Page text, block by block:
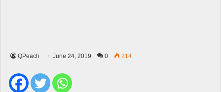
QPeach June 24, 2019 0 214